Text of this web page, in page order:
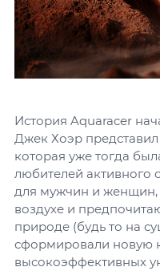
История Aquaracer
Джек Хоэр
которая уже тогда
любителей активного
для мужчин и
воздухе и
природе (будь то на
сформировали новую
высокоэффективных